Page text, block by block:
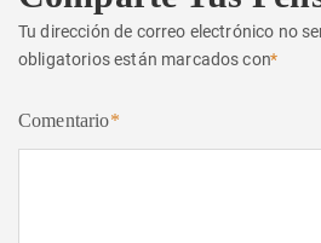
Tu dirección de correo electrónico no
obligatorios están marcados con*
Comentario*